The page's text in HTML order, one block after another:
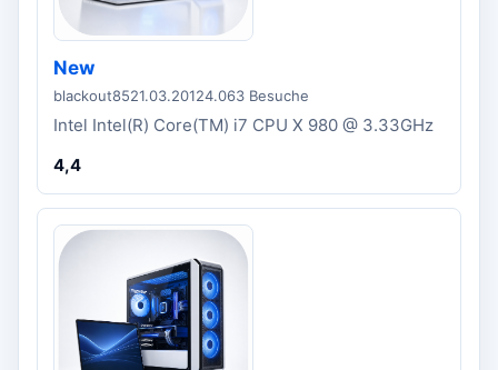
New
blackout8521.03.20124.063 Besuche
Intel Intel(R) Core(TM) i7 CPU X 980 @ 3.33GHz
4,4